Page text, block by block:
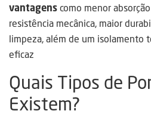
vantagenscomo menor
resistência mecânica, maior
limpeza, além de um isolamento
eficaz
Quais Tipos de
Existem?